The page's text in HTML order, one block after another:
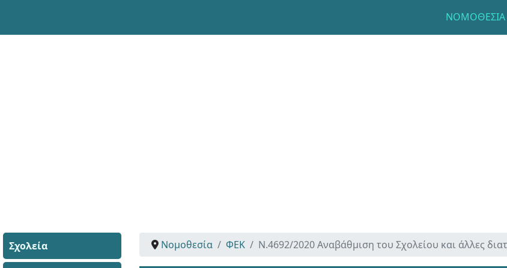
ΝΟΜΟΘΕΣΊΑ
Σχολεία Νομοθεσία ΦΕΚ Ν.4692/2020 Αναβάθμιση του Σχολείου και άλλες